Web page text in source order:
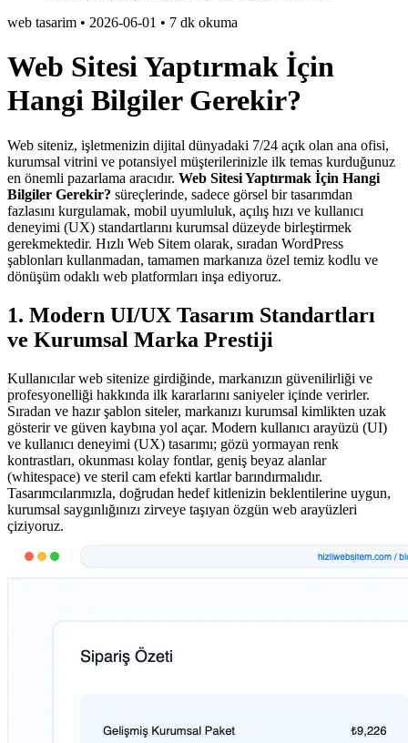
web tasarim • 2026-06-01 • 7 dk okuma
Web Sitesi Yaptırmak İçin
Hangi Bilgiler Gerekir?
Web siteniz, işletmenizin dijital dünyadaki 7/24 açık olan ana ofisi,
kurumsal vitrini ve potansiyel müşterilerinizle ilk temas kurduğunuz
en önemli pazarlama aracıdır. Web Sitesi Yaptırmak İçin Hangi
Bilgiler Gerekir? süreçlerinde, sadece görsel bir tasarımdan
fazlasını kurgulamak, mobil uyumluluk, açılış hızı ve kullanıcı
deneyimi (UX) standartlarını kurumsal düzeyde birleştirmek
gerekmektedir. Hızlı Web Sitem olarak, sıradan WordPress
şablonları kullanmadan, tamamen markanıza özel temiz kodlu ve
dönüşüm odaklı web platformları inşa ediyoruz.
1. Modern UI/UX Tasarım Standartları
ve Kurumsal Marka Prestiji
Kullanıcılar web sitenize girdiğinde, markanızın güvenilirliği ve
profesyonelliği hakkında ilk kararlarını saniyeler içinde verirler.
Sıradan ve hazır şablon siteler, markanızı kurumsal kimlikten uzak
gösterir ve güven kaybına yol açar. Modern kullanıcı arayüzü (UI)
ve kullanıcı deneyimi (UX) tasarımı; gözü yormayan renk
kontrastları, okunması kolay fontlar, geniş beyaz alanlar
(whitespace) ve steril cam efekti kartlar barındırmalıdır.
Tasarımcılarımızla, doğrudan hedef kitlenizin beklentilerine uygun,
kurumsal saygınlığınızı zirveye taşıyan özgün web arayüzleri
çiziyoruz.